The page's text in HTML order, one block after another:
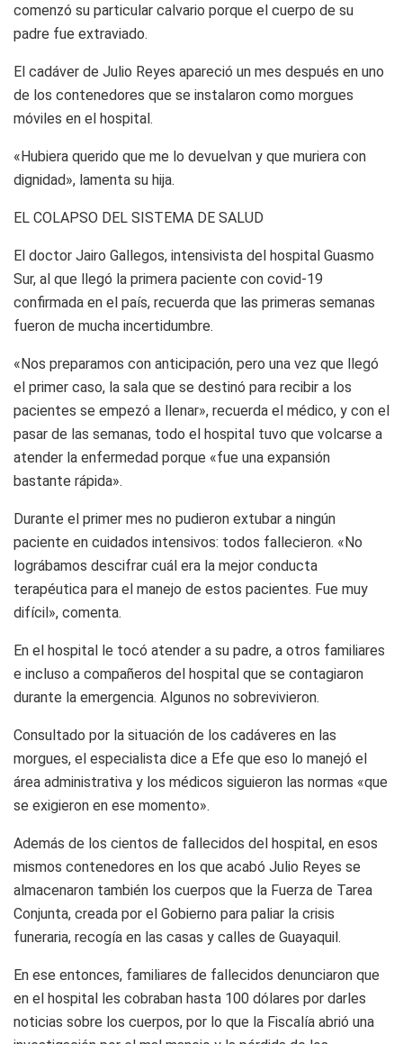
comenzó su particular calvario porque el cuerpo de su
padre fue extraviado.
El cadáver de Julio Reyes apareció un mes después en uno
de los contenedores que se instalaron como morgues
móviles en el hospital.
«Hubiera querido que me lo devuelvan y que muriera con
dignidad», lamenta su hija.
EL COLAPSO DEL SISTEMA DE SALUD
El doctor Jairo Gallegos, intensivista del hospital Guasmo
Sur, al que llegó la primera paciente con covid-19
confirmada en el país, recuerda que las primeras semanas
fueron de mucha incertidumbre.
«Nos preparamos con anticipación, pero una vez que llegó
el primer caso, la sala que se destinó para recibir a los
pacientes se empezó a llenar», recuerda el médico, y con el
pasar de las semanas, todo el hospital tuvo que volcarse a
atender la enfermedad porque «fue una expansión
bastante rápida».
Durante el primer mes no pudieron extubar a ningún
paciente en cuidados intensivos: todos fallecieron. «No
lográbamos descifrar cuál era la mejor conducta
terapéutica para el manejo de estos pacientes. Fue muy
difícil», comenta.
En el hospital le tocó atender a su padre, a otros familiares
e incluso a compañeros del hospital que se contagiaron
durante la emergencia. Algunos no sobrevivieron.
Consultado por la situación de los cadáveres en las
morgues, el especialista dice a Efe que eso lo manejó el
área administrativa y los médicos siguieron las normas «que
se exigieron en ese momento».
Además de los cientos de fallecidos del hospital, en esos
mismos contenedores en los que acabó Julio Reyes se
almacenaron también los cuerpos que la Fuerza de Tarea
Conjunta, creada por el Gobierno para paliar la crisis
funeraria, recogía en las casas y calles de Guayaquil.
En ese entonces, familiares de fallecidos denunciaron que
en el hospital les cobraban hasta 100 dólares por darles
noticias sobre los cuerpos, por lo que la Fiscalía abrió una